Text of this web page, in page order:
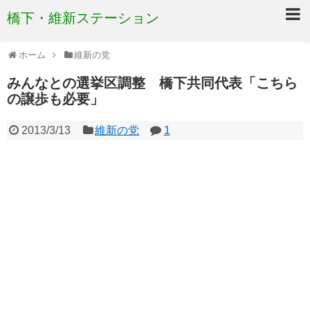
橋下・維新ステーション
ホーム 維新の党
みんなとの選挙区調整 橋下共同代表「こちら
の譲歩も必要」
2013/3/13 維新の党 1